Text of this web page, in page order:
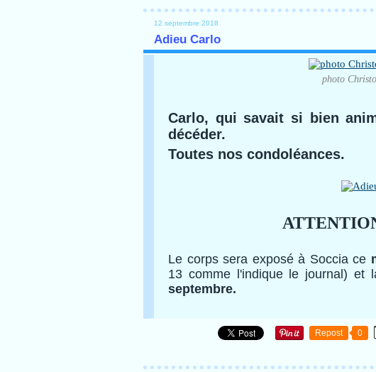
12 septembre 2018
Adieu Carlo
photo
Carlo, qui savait si bien
décéder.
Toutes nos condoléances.
Le corps sera exposé à Soccia ce
13 comme l'indique le journal) et
septembre.
Repost 0